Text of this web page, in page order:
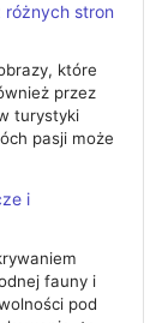
różnych stron
które
przez
turystyki
pasji może
i
fauny i
pod